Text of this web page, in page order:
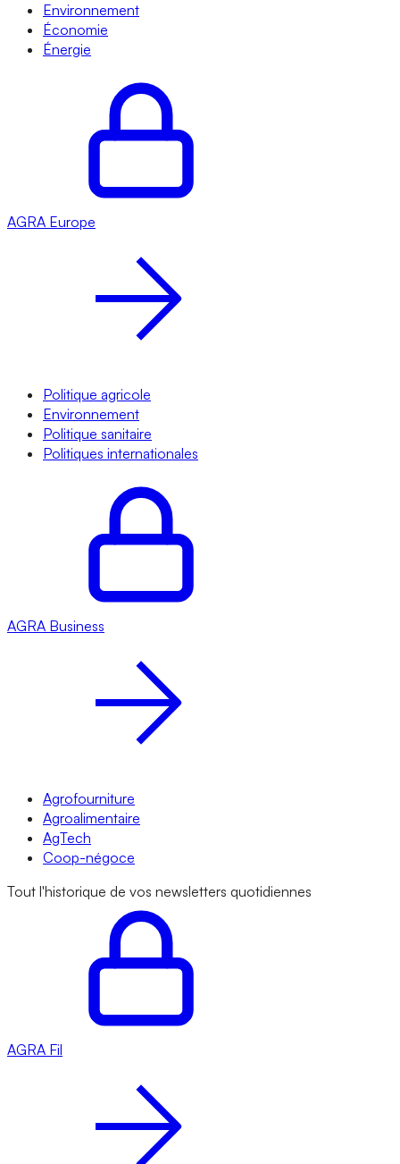
Environnement
Économie
Énergie
AGRA Europe
Politique agricole
Environnement
Politique sanitaire
Politiques internationales
AGRA Business
Agrofourniture
Agroalimentaire
AgTech
Coop-négoce
Tout l'historique de vos newsletters quotidiennes
AGRA Fil